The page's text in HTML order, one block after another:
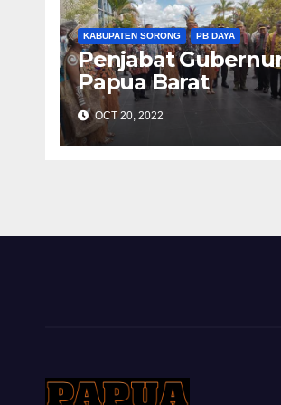
KABUPATEN SORONG PB DAYA
Penjabat
Papua Barat
Ingatkan
Pendidikan dan
Tata Ruang
OCT 20, 2022